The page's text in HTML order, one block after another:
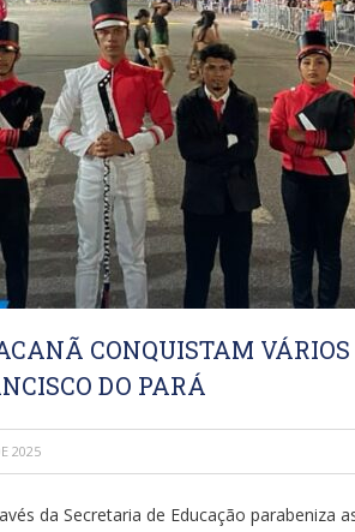
CONQUISTAM
DO PARÁ
2025
da Secretaria de Educação parabeniza